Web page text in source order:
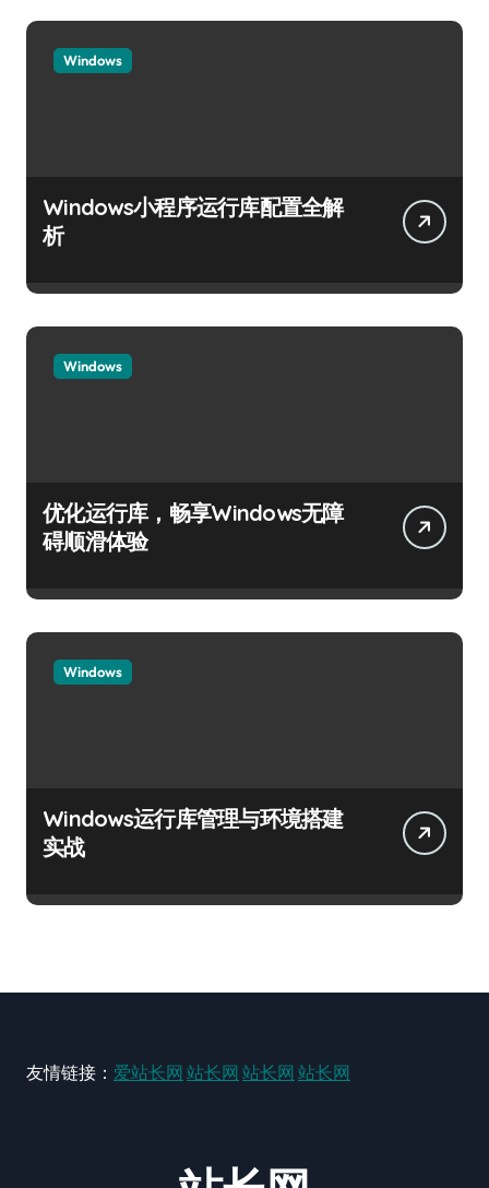
Windows
Windows小程序运行库配置全解
析
Windows
优化运行库，畅享Windows无障
碍顺滑体验
Windows
Windows运行库管理与环境搭建
实战
友情链接： 爱站长网 站长网 站长网 站长网